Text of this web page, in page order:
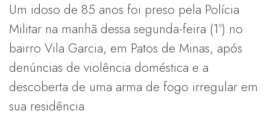
Um idoso de 85 anos foi preso pela Polícia
Militar na manhã dessa segunda-feira (1º) no
bairro Vila Garcia, em Patos de Minas, após
denúncias de violência doméstica e a
descoberta de uma arma de fogo irregular em
sua residência.